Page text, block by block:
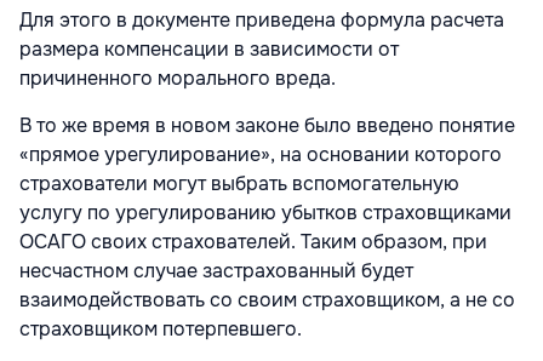
Для этого в документе приведена формула расчета
размера компенсации в зависимости от
причиненного морального вреда.
В то же время в новом законе было введено понятие
«прямое урегулирование», на основании которого
страхователи могут выбрать вспомогательную
услугу по урегулированию убытков страховщиками
ОСАГО своих страхователей. Таким образом, при
несчастном случае застрахованный будет
взаимодействовать со своим страховщиком, а не со
страховщиком потерпевшего.